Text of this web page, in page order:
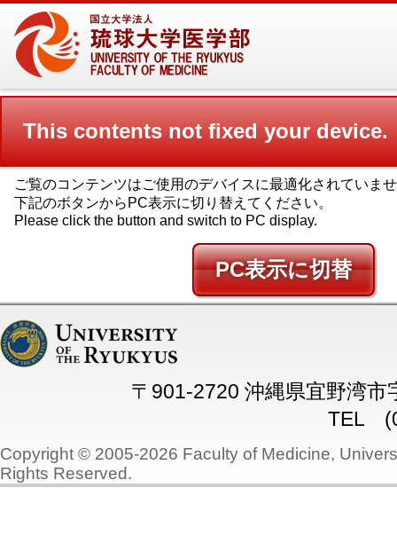
This contents not fixed your device.
ご覧のコンテンツはご使用のデバイスに最適化されていま
下記のボタンからPC表示に切り替えてください。
Please click the button and switch to PC display.
PC
〒901-2720 沖縄県宜野湾市
TEL
Copyright © 2005-2026 Faculty of Medicine,
Rights Reserved.